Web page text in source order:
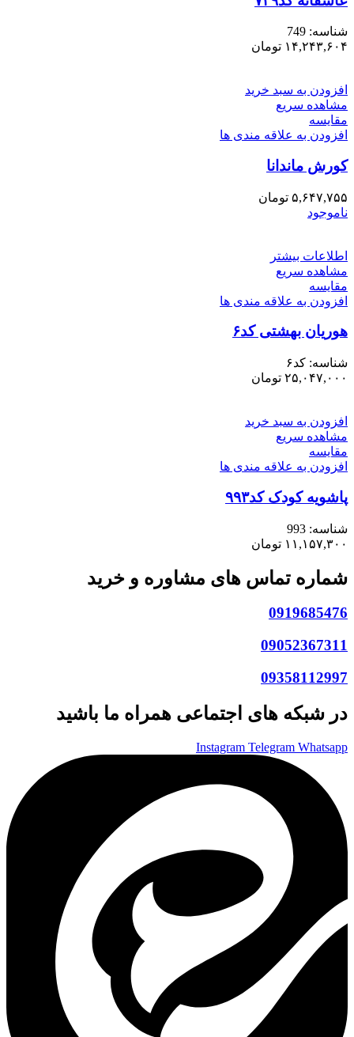
شناسه: 749
۱۴,۲۴۳,۶۰۴ تومان
افزودن به سبد خرید
مشاهده سریع
مقایسه
افزودن به علاقه مندی ها
کورش ماندانا
۵,۶۴۷,۷۵۵ تومان
ناموجود
اطلاعات بیشتر
مشاهده سریع
مقایسه
افزودن به علاقه مندی ها
هوریان بهشتی کد۶
شناسه: کد۶
۲۵,۰۴۷,۰۰۰ تومان
افزودن به سبد خرید
مشاهده سریع
مقایسه
افزودن به علاقه مندی ها
پاشویه کودک کد۹۹۳
شناسه: 993
۱۱,۱۵۷,۳۰۰ تومان
شماره تماس های مشاوره و خرید
0919685476
09052367311
09358112997
در شبکه های اجتماعی همراه ما باشید
Instagram Telegram Whatsapp